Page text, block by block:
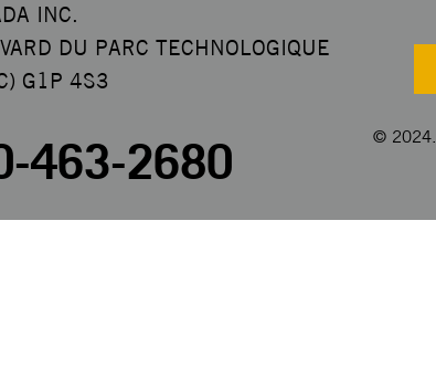
INC.
DU PARC TECHNOLOGIQUE
G1P 4S3
463-2680 © 2024.